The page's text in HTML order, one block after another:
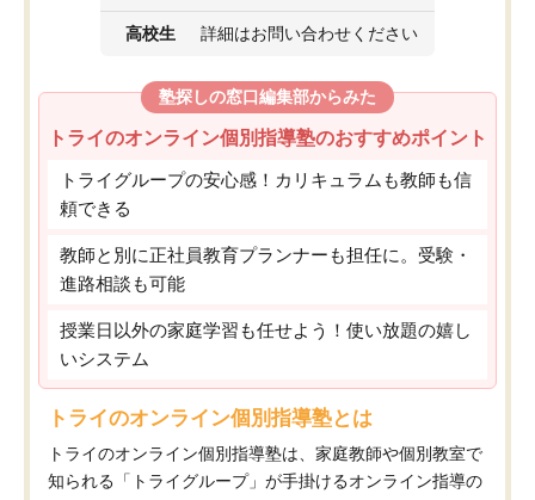
高校生 詳細はお問い合わせください
塾探しの窓口編集部からみた
トライのオンライン個別指導塾のおすすめポイント
トライグループの安心感！カリキュラムも教師も信
頼できる
教師と別に正社員教育プランナーも担任に。受験・
進路相談も可能
授業日以外の家庭学習も任せよう！使い放題の嬉し
いシステム
トライのオンライン個別指導塾とは
トライのオンライン個別指導塾は、家庭教師や個別教室で
知られる「トライグループ」が手掛けるオンライン指導の